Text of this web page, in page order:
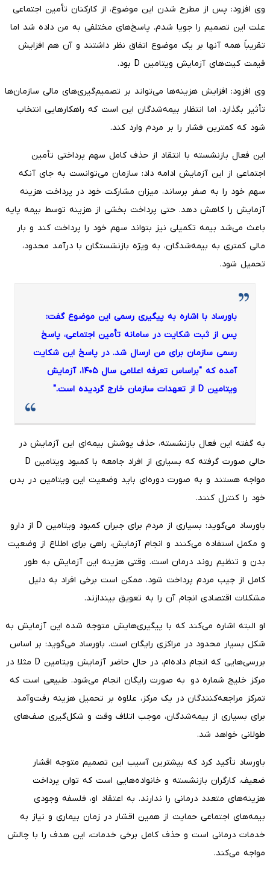
وی افزود: پس از مطرح شدن این موضوع، از کارکنان تأمین اجتماعی
علت این تصمیم را جویا شدم. پاسخ‌های مختلفی به من داده شد اما
تقریباً همه آنها بر یک موضوع اتفاق نظر داشتند و آن هم افزایش
قیمت کیت‌های آزمایش ویتامین D بود.
وی افزود: افزایش هزینه‌ها می‌تواند بر تصمیم‌گیری‌های مالی سازمان‌ها
تأثیر بگذارد، اما انتظار بیمه‌شدگان این است که راهکارهایی انتخاب
شود که کمترین فشار را بر مردم وارد کند.
این فعال بازنشسته با انتقاد از حذف کامل سهم پرداختی تأمین
اجتماعی از این آزمایش ادامه داد: سازمان می‌توانست به جای آنکه
سهم خود را به صفر برساند، میزان مشارکت خود در پرداخت هزینه
آزمایش را کاهش دهد. حتی پرداخت بخشی از هزینه توسط بیمه پایه
باعث می‌شد بیمه تکمیلی نیز بتواند سهم خود را پرداخت کند و بار
مالی کمتری به بیمه‌شدگان، به ویژه بازنشستگان با درآمد محدود،
تحمیل شود.
باورساد با اشاره به پیگیری رسمی این موضوع گفت:
پس از ثبت شکایت در سامانه تأمین اجتماعی، پاسخ
رسمی سازمان برای من ارسال شد. در پاسخ این شکایت
آمده که "براساس تعرفه اعلامی سال ۱۴۰۵، آزمایش
ویتامین D از تعهدات سازمان خارج گردیده است."
به گفته این فعال بازنشسته، حذف پوشش بیمه‌ای این آزمایش در
حالی صورت گرفته که بسیاری از افراد جامعه با کمبود ویتامین D
مواجه هستند و به صورت دوره‌ای باید وضعیت این ویتامین در بدن
خود را کنترل کنند.
باورساد می‌گوید: بسیاری از مردم برای جبران کمبود ویتامین D از دارو
و مکمل استفاده می‌کنند و انجام آزمایش، راهی برای اطلاع از وضعیت
بدن و تنظیم روند درمان است. وقتی هزینه این آزمایش به طور
کامل از جیب مردم پرداخت شود، ممکن است برخی افراد به دلیل
مشکلات اقتصادی انجام آن را به تعویق بیندازند.
او البته اشاره می‌کند که با پیگیری‌هایش متوجه شده این آزمایش به
شکل بسیار محدود در مراکزی رایگان است. باورساد می‌گوید: بر اساس
بررسی‌هایی که انجام داده‌ام، در حال حاضر آزمایش ویتامین D مثلا در
مرکز خلیج شماره دو به صورت رایگان انجام می‌شود. طبیعی است که
تمرکز مراجعه‌کنندگان در یک مرکز، علاوه بر تحمیل هزینه رفت‌وآمد
برای بسیاری از بیمه‌شدگان، موجب اتلاف وقت و شکل‌گیری صف‌های
طولانی خواهد شد.
باورساد تأکید کرد که بیشترین آسیب این تصمیم متوجه اقشار
ضعیف، کارگران بازنشسته و خانواده‌هایی است که توان پرداخت
هزینه‌های متعدد درمانی را ندارند. به اعتقاد او، فلسفه وجودی
بیمه‌های اجتماعی حمایت از همین اقشار در زمان بیماری و نیاز به
خدمات درمانی است و حذف کامل برخی خدمات، این هدف را با چالش
مواجه می‌کند.